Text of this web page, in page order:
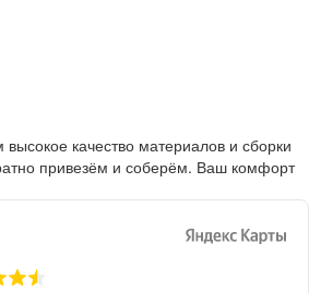
качество материалов и сборки
привезём и соберём. Ваш комфорт